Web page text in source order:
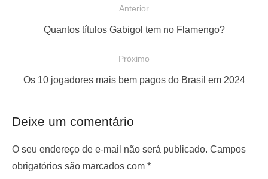
ç
o
d
Anterior
P
t
e
r
Quantos títulos Gabigol tem no Flamengo?
Próximo
P
i
m
Os 10 jogadores mais bem pagos do Brasil em 2024
Deixe um comentário
O seu endereço de e-mail não será publicado. Campos
obrigatórios são marcados com *